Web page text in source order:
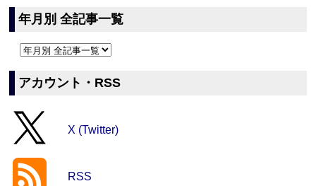
年月別 全記事一覧
アカウント・RSS
X (Twitter)
RSS